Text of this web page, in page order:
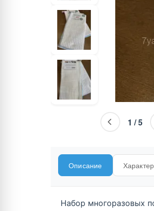
1 /5
Описание
Набор многоразовых